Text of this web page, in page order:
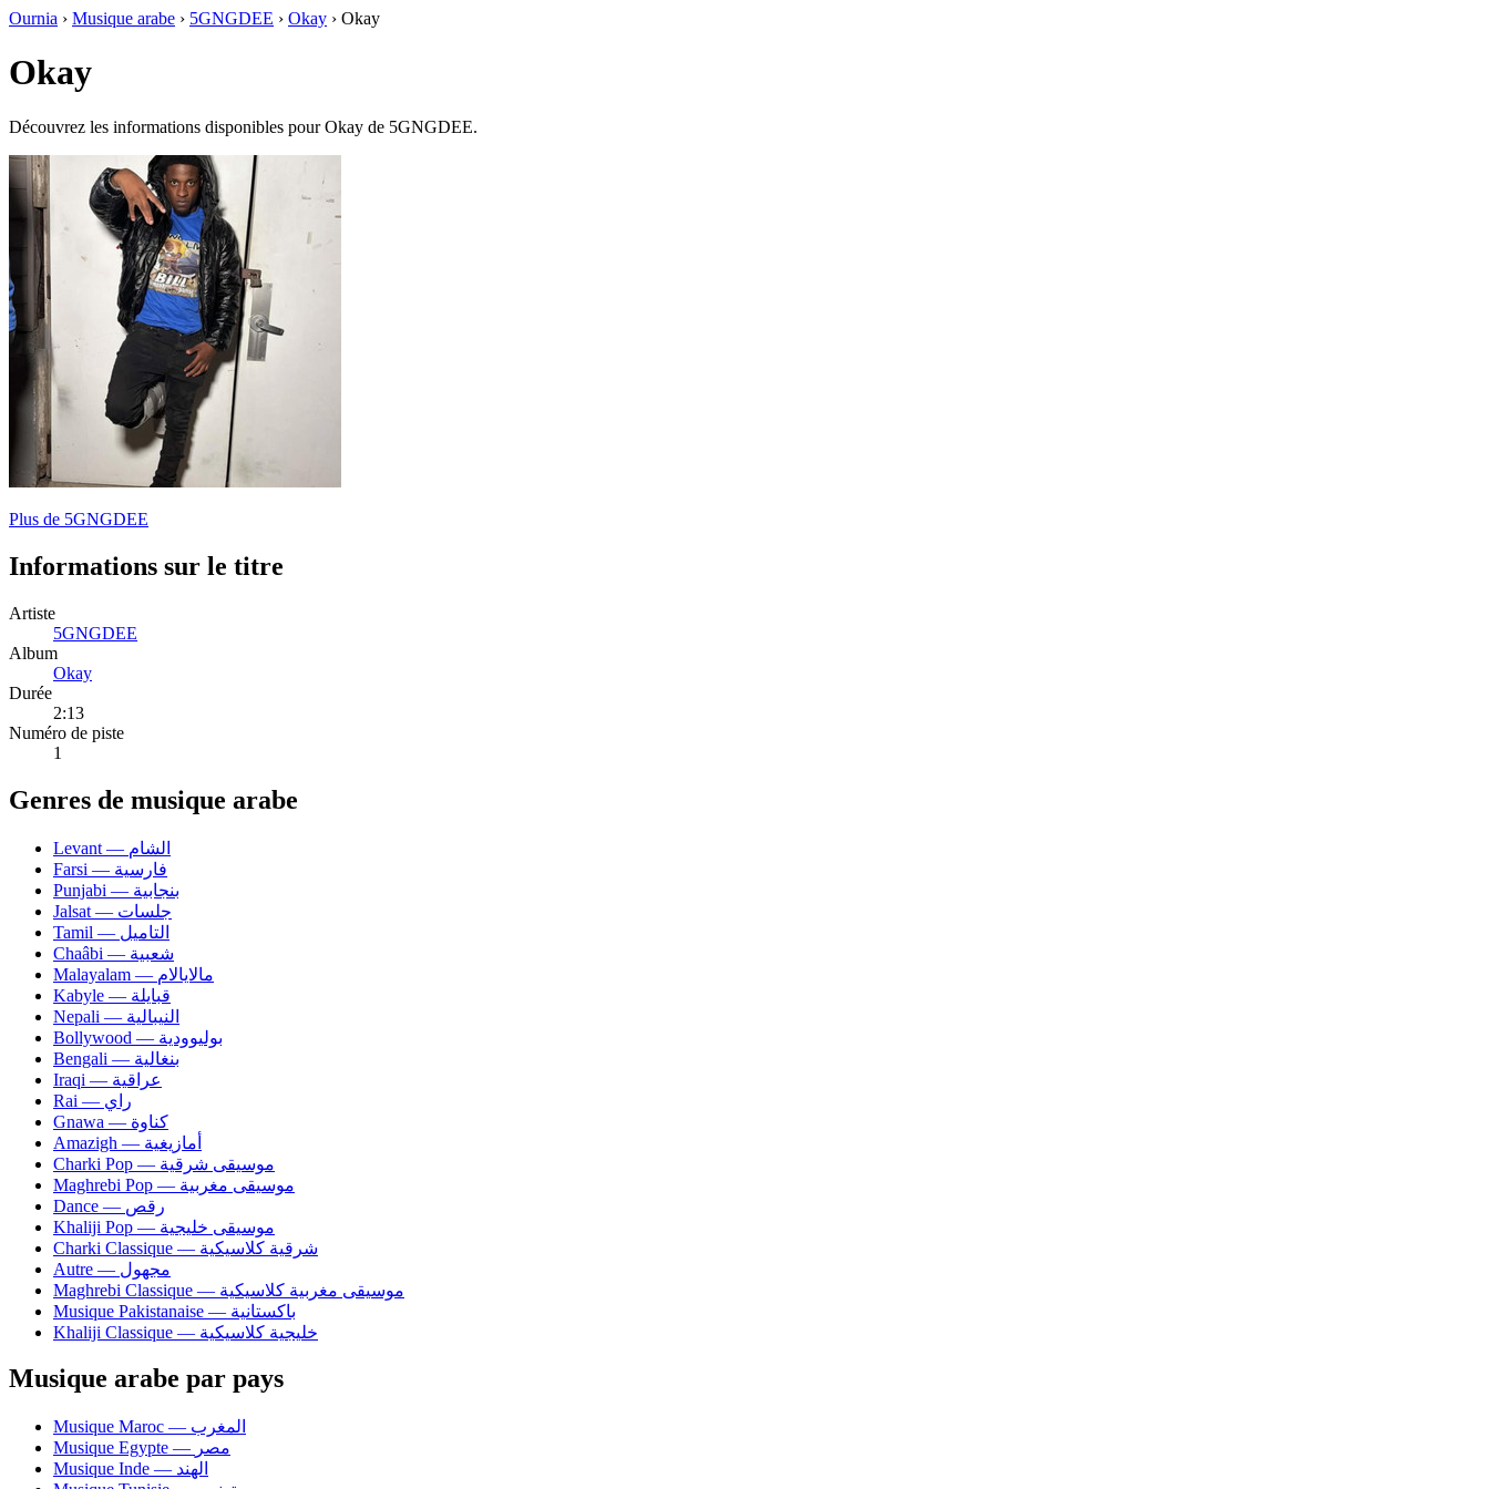
Ournia › Musique arabe › 5GNGDEE › Okay › Okay
Okay
Découvrez les informations disponibles pour Okay de 5GNGDEE.
Plus de 5GNGDEE
Informations sur le titre
Artiste
5GNGDEE
Album
Okay
Durée
2:13
Numéro de piste
1
Genres de musique arabe
Levant — الشام
Farsi — فارسية
Punjabi — بنجابية
Jalsat — جلسات
Tamil — التاميل
Chaâbi — شعبية
Malayalam — مالايالام
Kabyle — قبايلة
Nepali — النيبالية
Bollywood — بوليوودية
Bengali — بنغالية
Iraqi — عراقية
Rai — راي
Gnawa — كناوة
Amazigh — أمازيغية
Charki Pop — موسيقى شرقية
Maghrebi Pop — موسيقى مغربية
Dance — رقص
Khaliji Pop — موسيقى خليجية
Charki Classique — شرقية كلاسيكية
Autre — مجهول
Maghrebi Classique — موسيقى مغربية كلاسيكية
Musique Pakistanaise — باكستانية
Khaliji Classique — خليجية كلاسيكية
Musique arabe par pays
Musique Maroc — المغرب
Musique Egypte — مصر
Musique Inde — الهند